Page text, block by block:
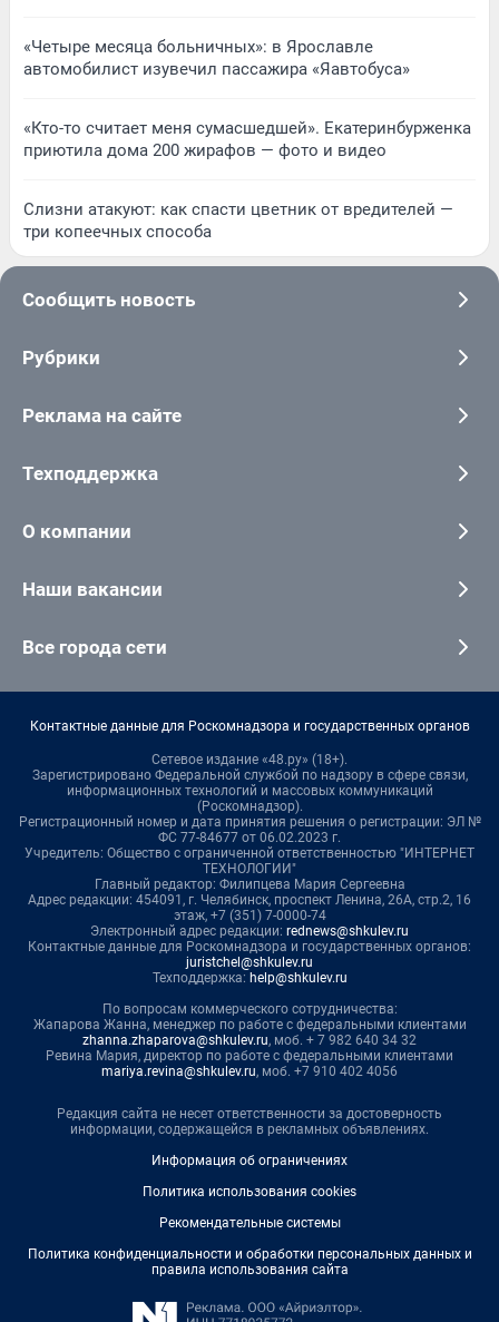
«Четыре месяца больничных»: в Ярославле
автомобилист изувечил пассажира «Яавтобуса»
«Кто-то считает меня сумасшедшей». Екатеринбурженка
приютила дома 200 жирафов — фото и видео
Слизни атакуют: как спасти цветник от вредителей —
три копеечных способа
Сообщить новость
Рубрики
Реклама на сайте
Техподдержка
О компании
Наши вакансии
Все города сети
Контактные данные для Роскомнадзора и государственных органов
Сетевое издание «48.ру» (18+).
Зарегистрировано Федеральной службой по надзору в сфере связи,
информационных технологий и массовых коммуникаций
(Роскомнадзор).
Регистрационный номер и дата принятия решения о регистрации: ЭЛ №
ФС 77-84677 от 06.02.2023 г.
Учредитель: Общество с ограниченной ответственностью "ИНТЕРНЕТ
ТЕХНОЛОГИИ"
Главный редактор: Филипцева Мария Сергеевна
Адрес редакции: 454091, г. Челябинск, проспект Ленина, 26А, стр.2, 16
этаж, +7 (351) 7-0000-74
Электронный адрес редакции: rednews@shkulev.ru
Контактные данные для Роскомнадзора и государственных органов:
juristchel@shkulev.ru
Техподдержка: help@shkulev.ru
По вопросам коммерческого сотрудничества:
Жапарова Жанна, менеджер по работе с федеральными клиентами
zhanna.zhaparova@shkulev.ru, моб. + 7 982 640 34 32
Ревина Мария, директор по работе с федеральными клиентами
mariya.revina@shkulev.ru, моб. +7 910 402 4056
Редакция сайта не несет ответственности за достоверность
информации, содержащейся в рекламных объявлениях.
Информация об ограничениях
Политика использования cookies
Рекомендательные системы
Политика конфиденциальности и обработки персональных данных и
правила использования сайта